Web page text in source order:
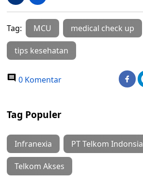
Tag: MCU medical check up
tips kesehatan
0 Komentar
Tag Populer
Infranexia PT Telkom Indonsia
Telkom Akses